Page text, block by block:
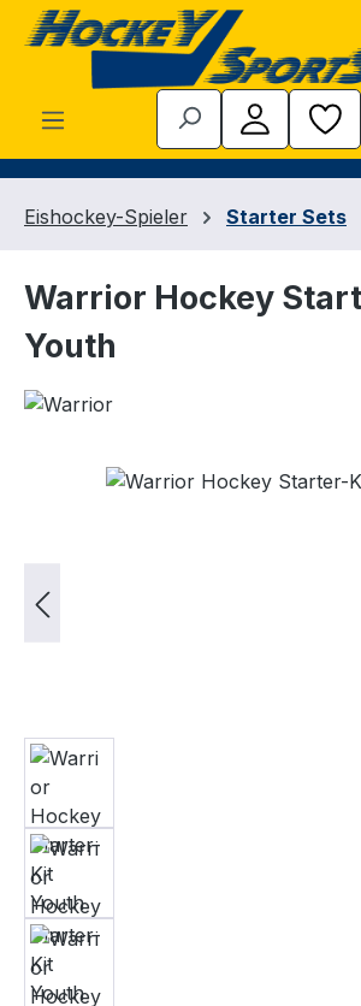
Zum Hauptinhalt springen
Eishockey-Spieler Starter Sets
Warrior Hockey
Youth
Bildergalerie überspringen